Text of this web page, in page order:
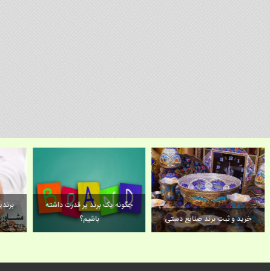
چگونه یک برند پر قدرت داشته
باشیم؟
خرید و ثبت برند صنایع دستی